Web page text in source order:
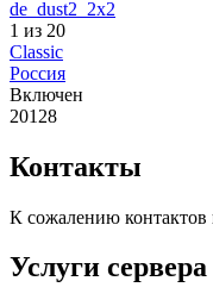
de_dust2_2x2
1 из 20
Classic
Россия
Включен
20128
Контакты
К сожалению контактов
Услуги сервера